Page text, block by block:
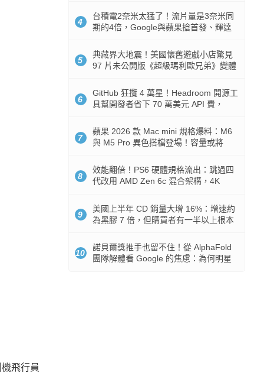
飛行員
4
台積電2奈米太猛了！流片量是3奈米同
期的4倍，Google與蘋果搶首發、輝達
5
典藏界大地震！美國懷舊遊戲小店驚見
97 片未公開版《超級瑪利歐兄弟》變體
6
GitHub 狂攬 4 萬星！Headroom 開源工
具幫開發者省下 70 萬美元 API 費，
7
蘋果 2026 款 Mac mini 規格爆料：M6
與 M5 Pro 異色搭檔登場！容量或將
8
效能翻倍！PS6 硬體規格流出：跳過四
代改用 AMD Zen 6c 混合架構，4K
9
美國上半年 CD 銷量大增 16%：增速約
為黑膠 7 倍，但購買者有一半以上根本
10
諾貝爾獎推手也留不住！從 AlphaFold
團隊解體看 Google 的焦慮：為何明星